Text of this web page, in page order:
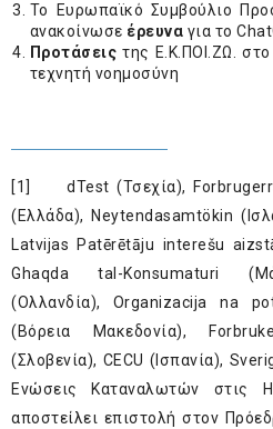
Το Ευρωπαϊκό Συμβούλιο
ανακοίνωσε έρευνα για το
Προτάσεις της Ε.Κ.ΠΟΙ.ΖΩ.
τεχνητή νοημοσύνη
[1]
dTest (Τσεχία),
(Ελλάδα), Neytendasamtökin
Latvijas Patērētāju interešu
Ghaqda tal-Konsumaturi
(Ολλανδία), Organizacija na
(Βόρεια Μακεδονία),
(Σλοβενία), CECU (Ισπανία),
Ενώσεις Καταναλωτών στις
αποστείλει επιστολή στον